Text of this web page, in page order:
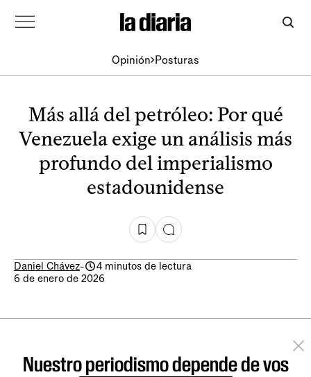
Opinión Posturas
Más allá del petróleo: Por qué
Venezuela exige un análisis más
profundo del imperialismo
estadounidense
Daniel Chávez-
4 minutos de lectura
6 de enero de 2026
Nuestro periodismo depende de vos